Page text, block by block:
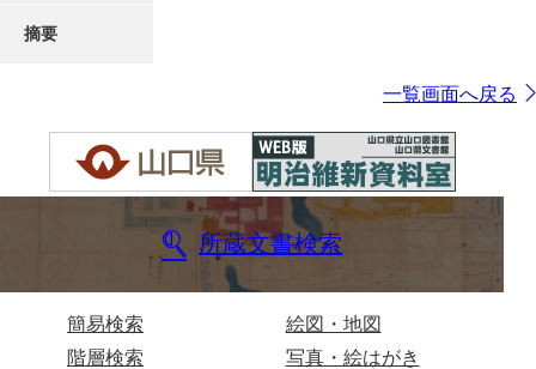
摘要
一覧画面へ戻る
所蔵文書検索
簡易検索
階層検索
絵図・地図
写真・絵はがき